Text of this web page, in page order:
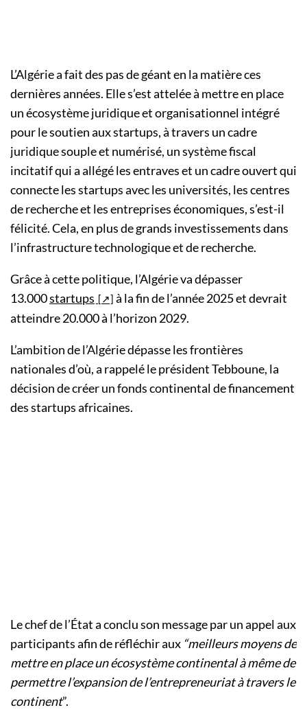
L’Algérie a fait des pas de géant en la matière ces
dernières années. Elle s’est attelée à mettre en place
un écosystème juridique et organisationnel intégré
pour le soutien aux startups, à travers un cadre
juridique souple et numérisé, un système fiscal
incitatif qui a allégé les entraves et un cadre ouvert qui
connecte les startups avec les universités, les centres
de recherche et les entreprises économiques, s’est-il
félicité. Cela, en plus de grands investissements dans
l’infrastructure technologique et de recherche.
Grâce à cette politique, l’Algérie va dépasser
13.000startups
à la fin de l’année 2025 et devrait
atteindre 20.000 à l’horizon 2029.
L’ambition de l’Algérie dépasse les frontières
nationales d’où, a rappelé le président Tebboune, la
décision de créer un fonds continental de financement
des startups africaines.
Le chef de l’État a conclu son message par un appel aux
participants afin de réfléchir aux “meilleurs moyens de
mettre en place un écosystème continental à même de
permettre l’expansion de l’entrepreneuriat à travers le
continent”.